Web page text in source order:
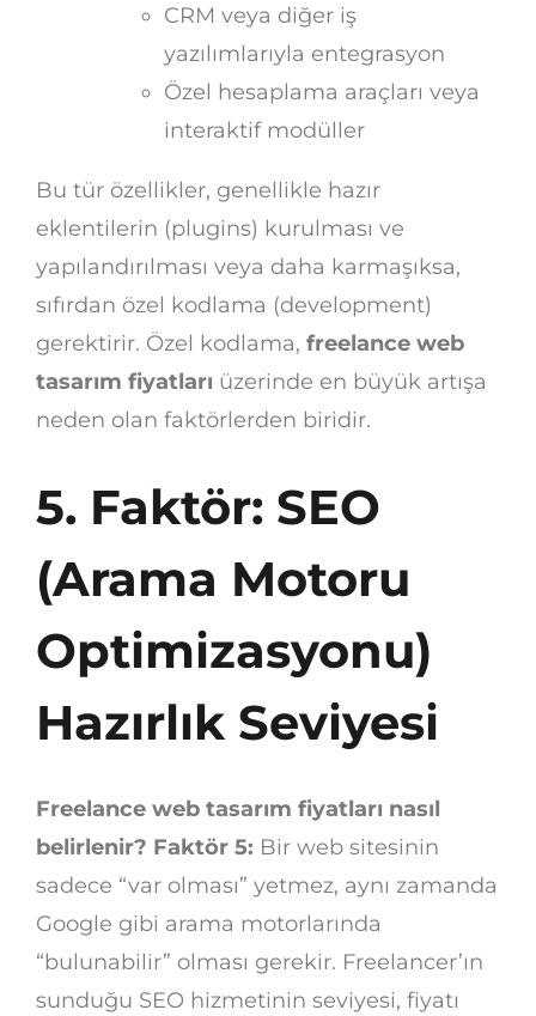
CRM veya diğer iş
yazılımlarıyla entegrasyon
Özel hesaplama araçları veya
interaktif modüller
Bu tür özellikler, genellikle hazır
eklentilerin (plugins) kurulması ve
yapılandırılması veya daha karmaşıksa,
sıfırdan özel kodlama (development)
gerektirir. Özel kodlama, freelance web
tasarım fiyatları üzerinde en büyük artışa
neden olan faktörlerden biridir.
5. Faktör: SEO
(Arama Motoru
Optimizasyonu)
Hazırlık Seviyesi
Freelance web tasarım fiyatları nasıl
belirlenir? Faktör 5: Bir web sitesinin
sadece “var olması” yetmez, aynı zamanda
Google gibi arama motorlarında
“bulunabilir” olması gerekir. Freelancer’ın
sunduğu SEO hizmetinin seviyesi, fiyatı